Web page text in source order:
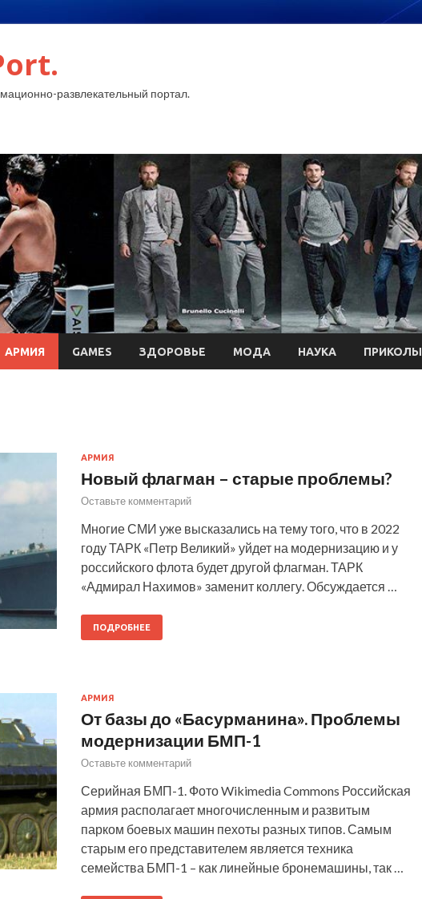
развлекательный портал.
АРМИЯ GAMES ЗДОРОВЬЕ МОДА НАУКА ПРИКОЛЫ
АРМИЯ
Новый флагман – старые проблемы?
Оставьте комментарий
Многие СМИ уже высказались на тему того, что в 2022
году ТАРК «Петр Великий» уйдет на модернизацию и у
российского флота будет другой флагман. ТАРК
«Адмирал Нахимов» заменит коллегу. Обсуждается …
ПОДРОБНЕЕ
АРМИЯ
От базы до «Басурманина». Проблемы
модернизации БМП-1
Оставьте комментарий
Серийная БМП-1. Фото Wikimedia Commons Российская
армия располагает многочисленным и развитым
парком боевых машин пехоты разных типов. Самым
старым его представителем является техника
семейства БМП-1 – как линейные бронемашины, так …